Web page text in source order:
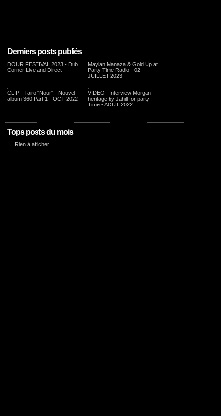
Derniers posts publiés
DOUR FESTIVAL 2023 - Dub
Corner Live and Direct
Maylan Manaza & Gold Up at
Party Time Radio - 02
JUILLET 2023
CLIP - Tairo "Nour" - Nouvel
album 360 Part 1 - OCT 2022
VIDEO - Interview Morgan
heritage by Jahill for party
Time - AOUT 2022
Tops posts du mois
Rien à afficher